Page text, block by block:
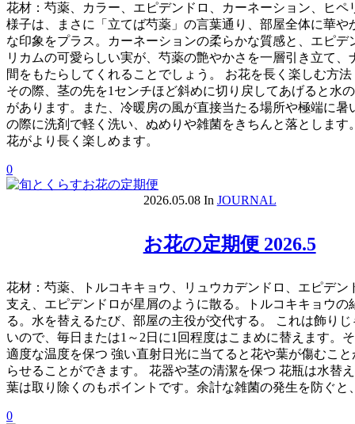
花材：芍薬、カラー、エピデンドロ、カーネーション、ヒ
様子は、まさに「立てば芍薬」の言葉通り、部屋全体に華
な印象をプラス。カーネーションの柔らかな質感と、エピ
リカムの可愛らしい実が、芍薬の艶やかさを一層引き立て
間をもたらしてくれることでしょう。 お花を長く楽しむ方
その際、茎の先を1センチほど斜めに切り戻してあげると水
があります。また、冷暖房の風が直接当たる場所や極端に
の際に洗剤で軽く洗い、ぬめりや雑菌をきちんと落としま
花がより長く楽しめます。
0
2026.05.08 In JOURNAL
お花の定期便 2026.5
花材：芍薬、トルコキキョウ、リュウカデンドロ、エピデ
支え、エピデンドロが星屑のように散る。トルコキキョウ
る。水を替えるたび、部屋の主役が交代する。 これは飾り
いので、毎日または1～2日に1回程度はこまめに替えます。
適度な温度を保つ 強い直射日光に当てると花や葉が傷むこ
らせることができます。 花器や茎の清潔を保つ 花瓶は水替
葉は取り除くのもポイントです。余計な雑菌の発生を防ぐと
0